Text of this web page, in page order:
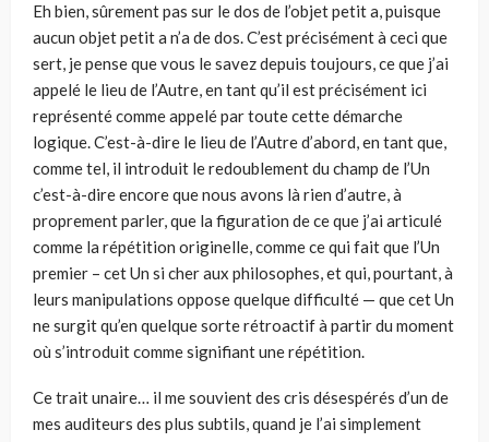
Eh bien, sûrement pas sur le dos de l’objet petit a, puisque
aucun objet petit a n’a de dos. C’est précisément à ceci que
sert, je pense que vous le savez depuis toujours, ce que j’ai
appelé le lieu de l’Autre, en tant qu’il est précisément ici
représenté comme appelé par toute cette démarche
logique. C’est-à-dire le lieu de l’Autre d’abord, en tant que,
comme tel, il introduit le redoublement du champ de l’Un
c’est-à-dire encore que nous avons là rien d’autre, à
proprement parler, que la figuration de ce que j’ai articulé
comme la répétition originelle, comme ce qui fait que l’Un
premier – cet Un si cher aux philosophes, et qui, pourtant, à
leurs manipulations oppose quelque difficulté — que cet Un
ne surgit qu’en quelque sorte rétroactif à partir du moment
où s’introduit comme signifiant une répétition.
Ce trait unaire… il me souvient des cris désespérés d’un de
mes auditeurs des plus subtils, quand je l’ai simplement